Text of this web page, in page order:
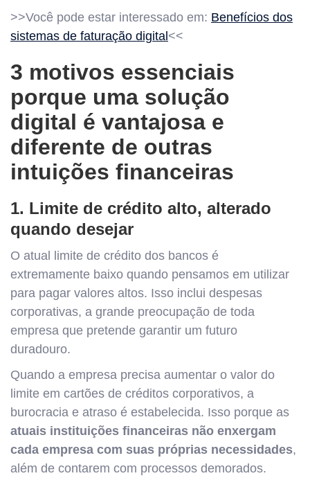
>>Você pode estar interessado em: Benefícios dos
sistemas de faturação digital <<
3 motivos essenciais
porque uma solução
digital é vantajosa e
diferente de outras
intuições financeiras
1. Limite de crédito alto, alterado
quando desejar
O atual limite de crédito dos bancos é
extremamente baixo quando pensamos em utilizar
para pagar valores altos. Isso inclui despesas
corporativas, a grande preocupação de toda
empresa que pretende garantir um futuro
duradouro.
Quando a empresa precisa aumentar o valor do
limite em cartões de créditos corporativos, a
burocracia e atraso é estabelecida. Isso porque as
atuais instituições financeiras não enxergam
cada empresa com suas próprias necessidades,
além de contarem com processos demorados.